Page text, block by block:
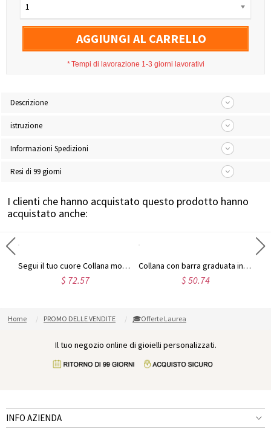
1
AGGIUNGI AL CARRELLO
*Tempi di lavorazione 1-3 giorni lavorativi
Descrizione
istruzione
Informazioni Spedizioni
Resi di 99 giorni
I clienti che hanno acquistato questo prodotto hanno
acquistato anche:
Segui il tuo cuore Collana monogramma Collana di laurea in oro
$ 72.57
Collana con barra graduata incisa in argento sterling
$ 50.74
Home PROMO DELLE VENDITE 🎓Offerte Laurea
Il tuo negozio online di gioielli personalizzati.
INFO AZIENDA